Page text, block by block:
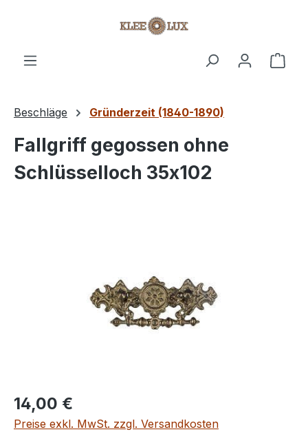
Beschläge Gründerzeit (1840-1890)
Fallgriff gegossen ohne
Schlüsselloch 35x102
Regulärer Preis:
14,00 €
Preise exkl. MwSt. zzgl. Versandkosten